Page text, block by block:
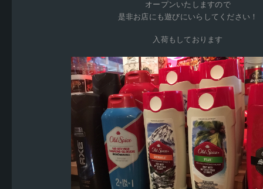
オープンいたしますので
是非お店にも遊びにいらしてください！
入荷もしております